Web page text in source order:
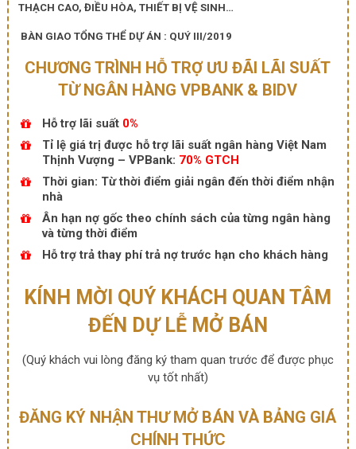
THẠCH CAO, ĐIỀU HÒA, THIẾT BỊ VỆ SINH…
BÀN GIAO TỔNG THỂ DỰ ÁN : QUÝ III/2019
CHƯƠNG TRÌNH HỖ TRỢ ƯU ĐÃI LÃI SUẤT
TỪ NGÂN HÀNG VPBANK & BIDV
Hỗ trợ lãi suất 0%
Tỉ lệ giá trị được hỗ trợ lãi suất ngân hàng Việt Nam
Thịnh Vượng – VPBank: 70% GTCH
Thời gian: Từ thời điểm giải ngân đến thời điểm nhận
nhà
Ân hạn nợ gốc theo chính sách của từng ngân hàng
và từng thời điểm
Hỗ trợ trả thay phí trả nợ trước hạn cho khách hàng
KÍNH MỜI QUÝ KHÁCH QUAN TÂM
ĐẾN DỰ LỄ MỞ BÁN
(Quý khách vui lòng đăng ký tham quan trước để được phục
vụ tốt nhất)
ĐĂNG KÝ NHẬN THƯ MỞ BÁN VÀ BẢNG GIÁ
CHÍNH THỨC